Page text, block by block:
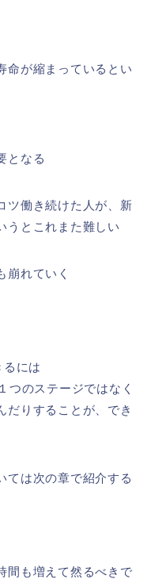
命が縮まっているとい
となる
ツ働き続けた人が、新
うとこれまた難しい
崩れていく
には
つのステージではなく
だりすることが、でき
ては次の章で紹介する
間も増えて然るべきで